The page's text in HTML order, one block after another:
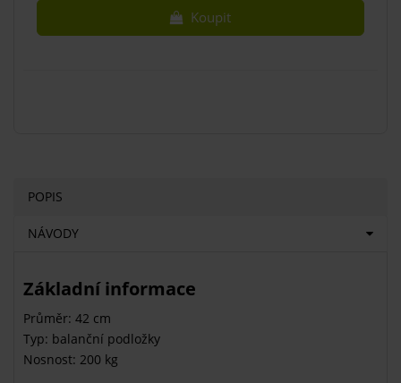
Koupit
POPIS
NÁVODY
Základní informace
Průměr: 42 cm
Typ: balanční podložky
Nosnost: 200 kg